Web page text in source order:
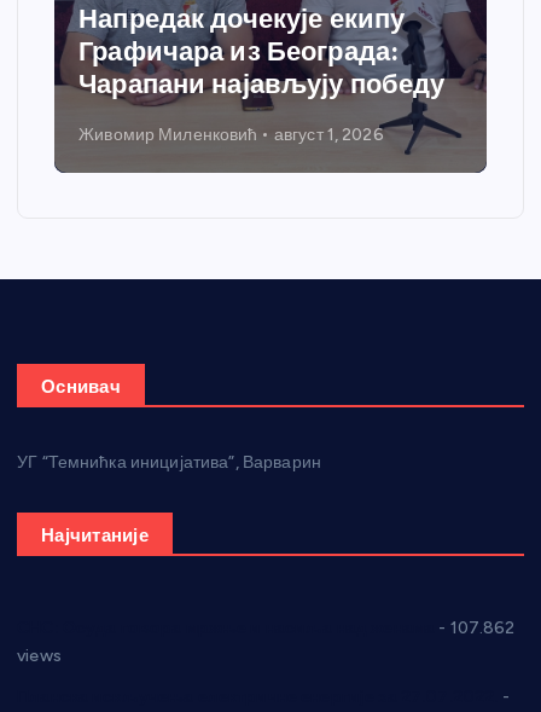
Спортски центар “Ћићевац”
добија савремени систем
грејања
Никола Петровић јул 31, 2026
Оснивач
УГ “Темнићка иницијатива”, Варварин
Најчитаније
- 107.862
views
-